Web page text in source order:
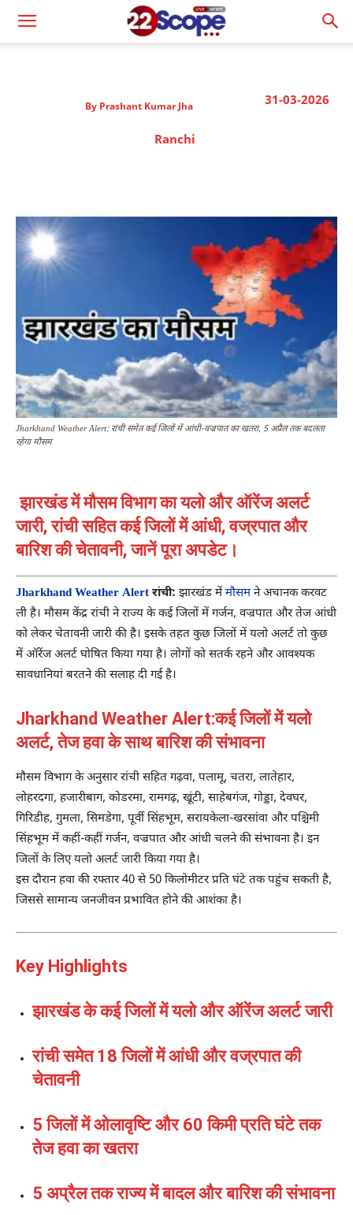
31-03-2026
By Prashant Kumar Jha
Ranchi
Jharkhand Weather Alert: रांची समेत कई जिलों में आंधी-वज्रपात का खतरा, 5 अप्रैल तक बदलता
रहेगा मौसम
झारखंड में मौसम विभाग का यलो और ऑरेंज अलर्ट
जारी, रांची सहित कई जिलों में आंधी, वज्रपात और
बारिश की चेतावनी, जानें पूरा अपडेट।
Jharkhand Weather Alert रांची: झारखंड मेंमौसमने अचानक करवट
ली है। मौसम केंद्र रांची ने राज्य के कई जिलों में गर्जन, वज्रपात और तेज आंधी
को लेकर चेतावनी जारी की है। इसके तहत कुछ जिलों में यलो अलर्ट तो कुछ
में ऑरेंज अलर्ट घोषित किया गया है। लोगों को सतर्क रहने और आवश्यक
सावधानियां बरतने की सलाह दी गई है।
Jharkhand Weather Alert:कई जिलों में यलो
अलर्ट, तेज हवा के साथ बारिश की संभावना
मौसम विभाग के अनुसार रांची सहित गढ़वा, पलामू, चतरा, लातेहार,
लोहरदगा, हजारीबाग, कोडरमा, रामगढ़, खूंटी, साहेबगंज, गोड्डा, देवघर,
गिरिडीह, गुमला, सिमडेगा, पूर्वी सिंहभूम, सरायकेला-खरसांवा और पश्चिमी
सिंहभूम में कहीं-कहीं गर्जन, वज्रपात और आंधी चलने की संभावना है। इन
जिलों के लिए यलो अलर्ट जारी किया गया है।
इस दौरान हवा की रफ्तार 40 से 50 किलोमीटर प्रति घंटे तक पहुंच सकती है,
जिससे सामान्य जनजीवन प्रभावित होने की आशंका है।
Key Highlights
झारखंड के कई जिलों में यलो और ऑरेंज अलर्ट जारी
रांची समेत 18 जिलों में आंधी और वज्रपात की
चेतावनी
5 जिलों में ओलावृष्टि और 60 किमी प्रति घंटे तक
तेज हवा का खतरा
5 अप्रैल तक राज्य में बादल और बारिश की संभावना